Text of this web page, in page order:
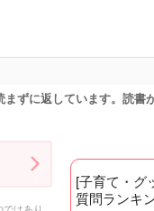
ずに返しています。読書
[子育て・グ
質問ランキ